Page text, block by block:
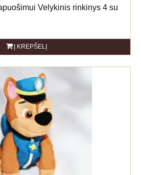
Velykinis rinkinys 4 su
Į KREPŠELĮ